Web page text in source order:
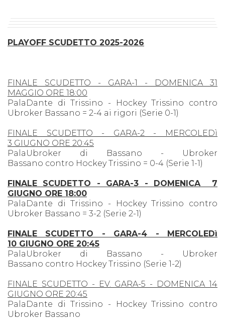
PLAYOFF SCUDETTO 2025-2026
FINALE SCUDETTO - GARA-1 - DOMENICA 31
MAGGIO ORE 18:00
PalaDante di Trissino - Hockey Trissino contro
Ubroker Bassano = 2-4 ai rigori (Serie 0-1)
FINALE SCUDETTO - GARA-2 - MERCOLEDì
3 GIUGNO ORE 20:45
PalaUbroker di Bassano - Ubroker
Bassano contro Hockey Trissino = 0-4 (Serie 1-1)
FINALE SCUDETTO - GARA-3 - DOMENICA 7
GIUGNO ORE 18:00
PalaDante di Trissino - Hockey Trissino contro
Ubroker Bassano = 3-2 (Serie 2-1)
FINALE SCUDETTO - GARA-4 - MERCOLEDì
10 GIUGNO ORE 20:45
PalaUbroker di Bassano - Ubroker
Bassano contro Hockey Trissino (Serie 1-2)
FINALE SCUDETTO - EV. GARA-5 - DOMENICA 14
GIUGNO ORE 20:45
PalaDante di Trissino - Hockey Trissino contro
Ubroker Bassano